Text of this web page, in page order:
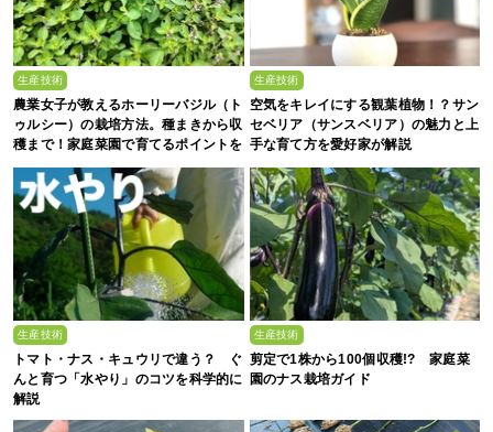
生産技術
農業女子が教えるホーリーバジル（ト
ゥルシー）の栽培方法。種まきから収
穫まで！家庭菜園で育てるポイントを
生産技術
空気をキレイにする観葉植物！？サン
セベリア（サンスベリア）の魅力と上
手な育て方を愛好家が解説
生産技術
トマト・ナス・キュウリで違う？ ぐ
んと育つ「水やり」のコツを科学的に
解説
生産技術
剪定で1株から100個収穫!? 家庭菜
園のナス栽培ガイド